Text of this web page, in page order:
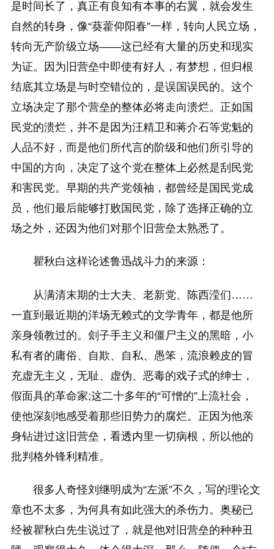
是时间长了，真正有良知有本事的右翼，就会发生
自然的转身，像“葵藿仰阳春”一样，转向人民立场，
转向无产阶级立场——这已经有大量的历史和现实
为证。因为旧营垒中即使有好人，有梦想，但归根
结底其立场是与时空错位的，是误国误民的。这个
立场决定了那个营垒的整体必将走向溃烂。正如国
民党的溃烂，并不是因为汪精卫和蒋介石等党魁的
人品不好，而是他们所代言的阶级和他们所引导的
中国的方向，决定了这个党在整体上必然是刮民党
和害民党。早期的共产党领袖，都曾经是国民党成
员，他们最后能够打败国民党，除了选择正确的立
场之外，还因为他们对那个旧营垒太熟悉了。
瞿秋白这样论述鲁迅战斗力的来源：
从满清末期的士大夫、老新党、陈西滢们……
一直到最近期的洋场无赖式的文学青年，都是他所
亲身领教过的。刽子手主义和僵尸主义的黑暗，小
私有者的庸俗、自欺、自私、愚笨，流浪赖皮的冒
充虚无主义，无耻、虚伪、恶毒的戏子式的绅士，
假面具的革命家;这二十多年的“可憎的”上流社会，
使他深刻地感受着那些旧势力的腐烂。正因为他亲
身钻进过这旧营垒，看透内里一切病根，所以他的
批判格外锋利精准。
很多人奇怪刘继明成为“左派”不久，写的理论文
章也不太多，为何具有如此强大的杀伤力。奥秘已
经被瞿秋白先生说过了，就是他对旧营垒的种种丑